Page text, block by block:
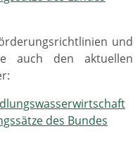
und
auch den aktuellen
des Bundes